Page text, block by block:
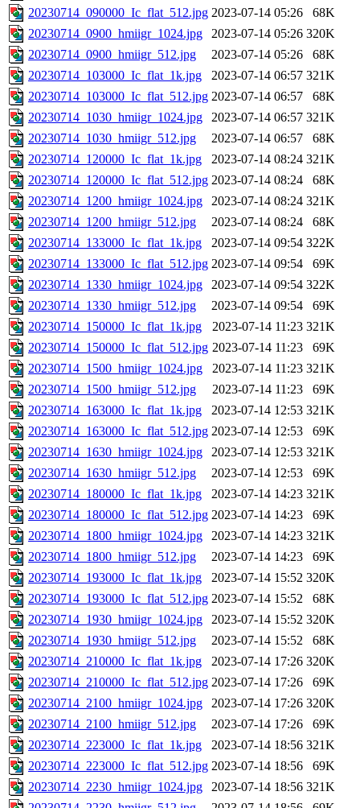
20230714_090000_Ic_flat_512.jpg 2023-07-14 05:26
68K
20230714_0900_hmiigr_1024.jpg
2023-07-14 05:26 320K
20230714_0900_hmiigr_512.jpg
2023-07-14 05:26
68K
20230714_103000_Ic_flat_1k.jpg
2023-07-14 06:57 321K
20230714_103000_Ic_flat_512.jpg 2023-07-14 06:57
68K
20230714_1030_hmiigr_1024.jpg
2023-07-14 06:57 321K
20230714_1030_hmiigr_512.jpg
2023-07-14 06:57
68K
20230714_120000_Ic_flat_1k.jpg
2023-07-14 08:24 321K
20230714_120000_Ic_flat_512.jpg 2023-07-14 08:24
68K
20230714_1200_hmiigr_1024.jpg
2023-07-14 08:24 321K
20230714_1200_hmiigr_512.jpg
2023-07-14 08:24
68K
20230714_133000_Ic_flat_1k.jpg
2023-07-14 09:54 322K
20230714_133000_Ic_flat_512.jpg 2023-07-14 09:54
69K
20230714_1330_hmiigr_1024.jpg
2023-07-14 09:54 322K
20230714_1330_hmiigr_512.jpg
2023-07-14 09:54
69K
20230714_150000_Ic_flat_1k.jpg
2023-07-14 11:23 321K
20230714_150000_Ic_flat_512.jpg 2023-07-14 11:23
69K
20230714_1500_hmiigr_1024.jpg
2023-07-14 11:23 321K
20230714_1500_hmiigr_512.jpg
2023-07-14 11:23
69K
20230714_163000_Ic_flat_1k.jpg
2023-07-14 12:53 321K
20230714_163000_Ic_flat_512.jpg 2023-07-14 12:53
69K
20230714_1630_hmiigr_1024.jpg
2023-07-14 12:53 321K
20230714_1630_hmiigr_512.jpg
2023-07-14 12:53
69K
20230714_180000_Ic_flat_1k.jpg
2023-07-14 14:23 321K
20230714_180000_Ic_flat_512.jpg 2023-07-14 14:23
69K
20230714_1800_hmiigr_1024.jpg
2023-07-14 14:23 321K
20230714_1800_hmiigr_512.jpg
2023-07-14 14:23
69K
20230714_193000_Ic_flat_1k.jpg
2023-07-14 15:52 320K
20230714_193000_Ic_flat_512.jpg 2023-07-14 15:52
68K
20230714_1930_hmiigr_1024.jpg
2023-07-14 15:52 320K
20230714_1930_hmiigr_512.jpg
2023-07-14 15:52
68K
20230714_210000_Ic_flat_1k.jpg
2023-07-14 17:26 320K
20230714_210000_Ic_flat_512.jpg 2023-07-14 17:26
69K
20230714_2100_hmiigr_1024.jpg
2023-07-14 17:26 320K
20230714_2100_hmiigr_512.jpg
2023-07-14 17:26
69K
20230714_223000_Ic_flat_1k.jpg
2023-07-14 18:56 321K
20230714_223000_Ic_flat_512.jpg 2023-07-14 18:56
69K
20230714_2230_hmiigr_1024.jpg
2023-07-14 18:56 321K